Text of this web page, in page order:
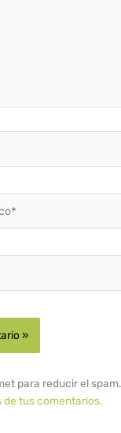
para reducir el
de tus comentarios.